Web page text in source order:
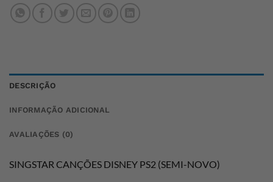
DESCRIÇÃO
INFORMAÇÃO ADICIONAL
AVALIAÇÕES (0)
SINGSTAR CANÇÕES DISNEY PS2 (SEMI-NOVO)